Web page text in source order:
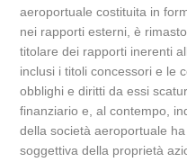
aeroportuale costituita in
nei rapporti esterni, è
titolare dei rapporti inerenti
inclusi i titoli concessori e le
obblighi e diritti da essi
finanziario e, al contempo,
della società aeroportuale
soggettiva della proprietà